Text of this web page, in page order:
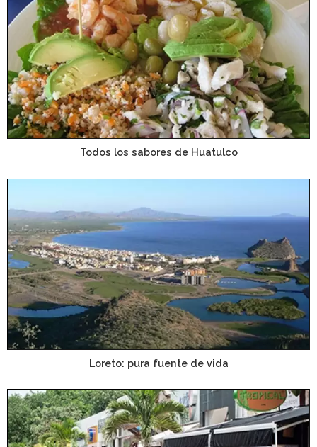
Todos los sabores de Huatulco
Loreto: pura fuente de vida